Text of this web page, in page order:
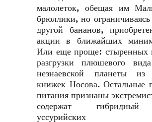
малолеток, обещая им
брюллики, но ограничиваясь
другой бананов,
акции в ближайших
Или еще проще: стыренных
разгрузки плюшевого
незнаевской планеты из
книжек Носова. Остальные
питания признаны
содержат
уссурийских